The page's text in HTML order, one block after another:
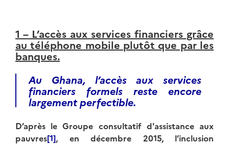
1 – L’accès aux services financiers grâce
au téléphone mobile plutôt que par les
banques.
Au Ghana, l’accès aux services
financiers formels reste encore
largement perfectible.
D’après le Groupe consultatif d'assistance aux
pauvres[1], en décembre 2015, l’inclusion